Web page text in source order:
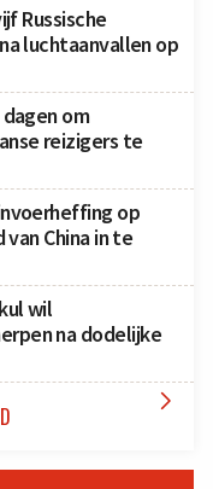
Russische
luchtaanvallen op
om
reizigers te
op
China in te
wil
na dodelijke
